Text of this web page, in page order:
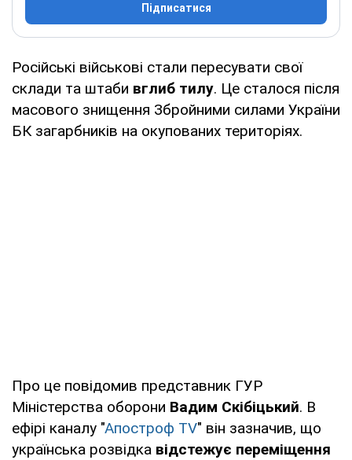
Підписатися
Російські військові стали пересувати свої
склади та штаби вглиб тилу. Це сталося після
масового знищення Збройними силами України
БК загарбників на окупованих територіях.
Про це повідомив представник ГУР
Міністерства оборони Вадим Скібіцький. В
ефірі каналу "Апостроф TV" він зазначив, що
українська розвідка відстежує переміщення